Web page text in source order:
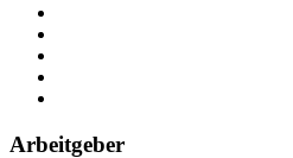
Arbeitgeber